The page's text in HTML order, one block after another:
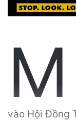
M
vào Hội Đồng